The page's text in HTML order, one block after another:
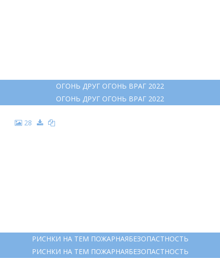
ОГОНЬ ДРУГ ОГОНЬ ВРАГ 2022
ОГОНЬ ДРУГ ОГОНЬ ВРАГ 2022
28
РИСНКИ НА ТЕМ ПОЖАРНАЯБЕЗОПАСТНОСТЬ
РИСНКИ НА ТЕМ ПОЖАРНАЯБЕЗОПАСТНОСТЬ